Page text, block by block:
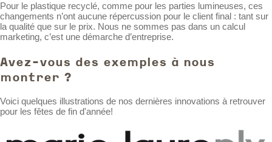
Pour le plastique recyclé, comme pour les parties lumineuses, ces
changements n’ont aucune répercussion pour le client final : tant sur
la qualité que sur le prix. Nous ne sommes pas dans un calcul
marketing, c’est une démarche d’entreprise.
Avez-vous des exemples à nous
montrer ?
Voici quelques illustrations de nos dernières innovations à retrouver
pour les fêtes de fin d'année!